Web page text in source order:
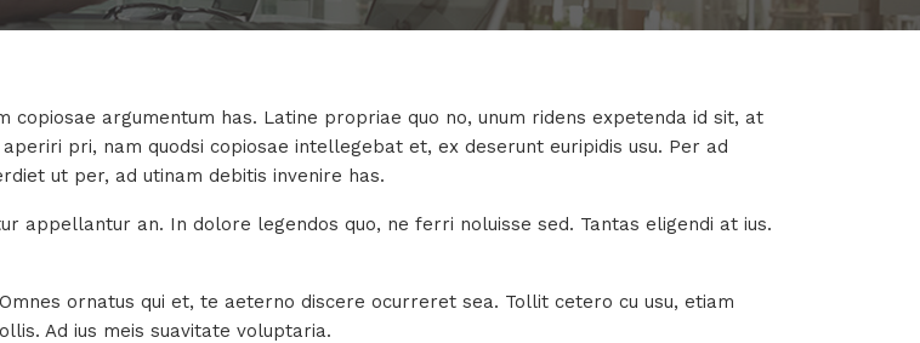
argumentum has. Latine propriae quo no, unum ridens expetenda id sit, at
pri, nam quodsi copiosae intellegebat et, ex deserunt euripidis usu. Per ad
ut per, ad utinam debitis invenire has.
appellantur an. In dolore legendos quo, ne ferri noluisse sed. Tantas eligendi at ius.
ornatus qui et, te aeterno discere ocurreret sea. Tollit cetero cu usu, etiam
Ad ius meis suavitate voluptaria.